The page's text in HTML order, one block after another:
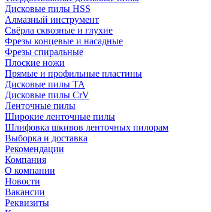
Дисковые пилы HSS
Алмазный инструмент
Свёрла сквозные и глухие
Фрезы концевые и насадные
Фрезы спиральные
Плоские ножи
Прямые и профильные пластины
Дисковые пилы TA
Дисковые пилы CrV
Ленточные пилы
Широкие ленточные пилы
Шлифовка шкивов ленточных пилорам
Выборка и доставка
Рекомендации
Компания
О компании
Новости
Вакансии
Реквизиты